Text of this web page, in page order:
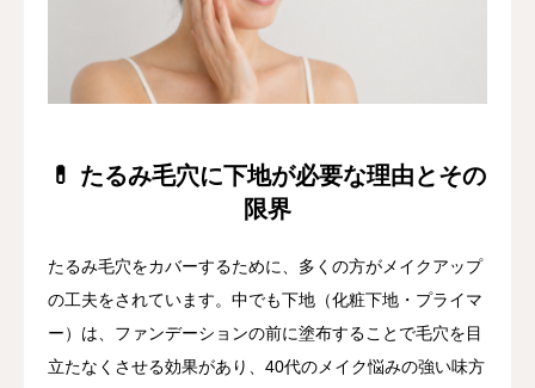
💊 たるみ毛穴に下地が必要な理由とその
限界
たるみ毛穴をカバーするために、多くの方がメイクアップ
の工夫をされています。中でも下地（化粧下地・プライマ
ー）は、ファンデーションの前に塗布することで毛穴を目
立たなくさせる効果があり、40代のメイク悩みの強い味方